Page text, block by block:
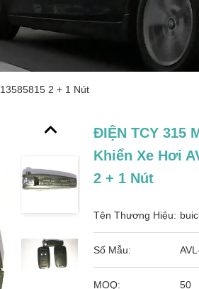
2 + 1 Nút
ĐIỆN TCY 315
Khiển Xe Hơi
2 + 1 Nút
Tên Thương Hiệu:
Số Mẫu:
MOQ: 50